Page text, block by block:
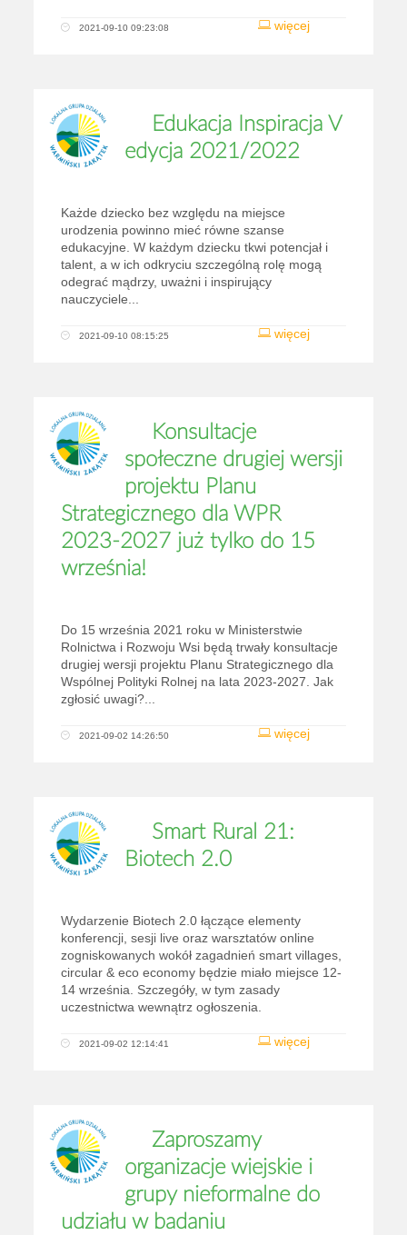
więcej
2021-09-10 09:23:08
Edukacja Inspiracja V
edycja 2021/2022
Każde dziecko bez względu na miejsce
urodzenia powinno mieć równe szanse
edukacyjne. W każdym dziecku tkwi potencjał i
talent, a w ich odkryciu szczególną rolę mogą
odegrać mądrzy, uważni i inspirujący
nauczyciele...
więcej
2021-09-10 08:15:25
Konsultacje
społeczne drugiej wersji
projektu Planu
Strategicznego dla WPR
2023-2027 już tylko do 15
września!
Do 15 września 2021 roku w Ministerstwie
Rolnictwa i Rozwoju Wsi będą trwały konsultacje
drugiej wersji projektu Planu Strategicznego dla
Wspólnej Polityki Rolnej na lata 2023-2027. Jak
zgłosić uwagi?...
więcej
2021-09-02 14:26:50
Smart Rural 21:
Biotech 2.0
Wydarzenie Biotech 2.0 łączące elementy
konferencji, sesji live oraz warsztatów online
zogniskowanych wokół zagadnień smart villages,
circular & eco economy będzie miało miejsce 12-
14 września. Szczegóły, w tym zasady
uczestnictwa wewnątrz ogłoszenia.
więcej
2021-09-02 12:14:41
Zaproszamy
organizacje wiejskie i
grupy nieformalne do
udziału w badaniu